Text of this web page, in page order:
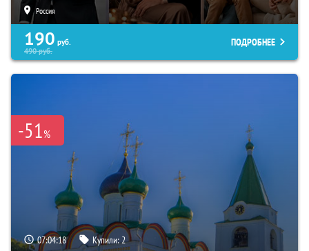
Россия
190 руб.
490руб.
ПОДРОБНЕЕ
-51%
07:04:17 Купили:2